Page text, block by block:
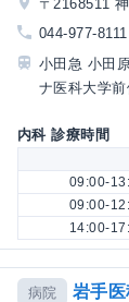
〒2168511
044-977-8111
小田急 小田
ナ医科大学前
内科 診療時間
09:00-
09:00-
14:00-
病院 岩手